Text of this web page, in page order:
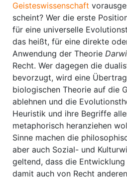
Geisteswissenschaft
scheint? Wer die erste
für eine universelle
das heißt, für eine direkte
Anwendung der Theorie
Recht. Wer dagegen die
bevorzugt, wird eine
biologischen Theorie auf die
ablehnen und die
Heuristik und ihre Begriffe
metaphorisch heranziehen
Sinne machen die
aber auch Sozial- und
geltend, dass die
damit auch von Recht